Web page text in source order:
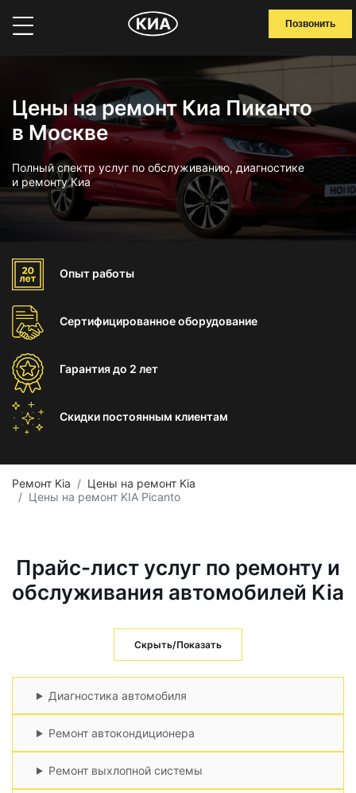
Позвонить
Цены на ремонт Киа Пиканто
в Москве
Полный спектр услуг по обслуживанию, диагностике
и ремонту Киа
Опыт работы
Сертифицированноеоборудование
Гарантиядо 2 лет
Скидки постоянным клиентам
Ремонт Kia
Цены на ремонт Kia
Цены на ремонт KIA Picanto
Прайс-лист услуг по ремонту и
обслуживания автомобилей Kia
Скрыть/Показать
Диагностика автомобиля
Ремонт автокондиционера
Ремонт выхлопной системы